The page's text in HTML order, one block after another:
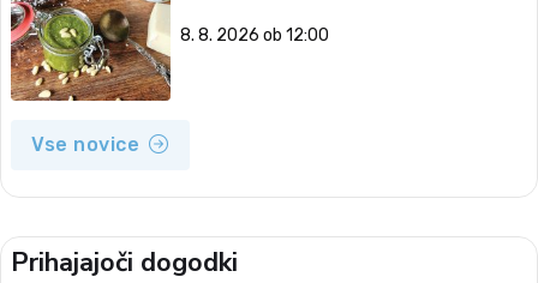
8. 8. 2026 ob 12:00
Vse novice
Prihajajoči dogodki